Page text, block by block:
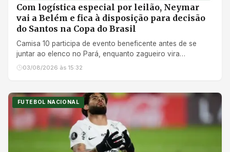
Com logística especial por leilão, Neymar
vai a Belém e fica à disposição para decisão
do Santos na Copa do Brasil
Camisa 10 participa de evento beneficente antes de se
juntar ao elenco no Pará, enquanto zagueiro vira
desfalque por lesão na panturrilha
03/08/2026 às 15:32
FUTEBOL NACIONAL